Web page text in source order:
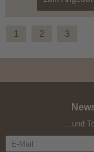
1 2 3
...und